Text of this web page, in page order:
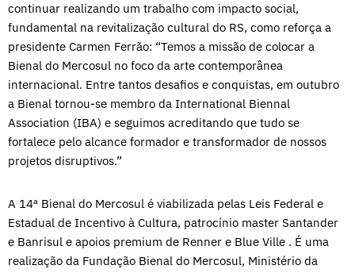
continuar realizando um trabalho com impacto social,
fundamental na revitalização cultural do RS, como reforça a
presidente Carmen Ferrão: “Temos a missão de colocar a
Bienal do Mercosul no foco da arte contemporânea
internacional. Entre tantos desafios e conquistas, em outubro
a Bienal tornou-se membro da International Biennal
Association (IBA) e seguimos acreditando que tudo se
fortalece pelo alcance formador e transformador de nossos
projetos disruptivos.”
A 14ª Bienal do Mercosul é viabilizada pelas Leis Federal e
Estadual de Incentivo à Cultura, patrocínio master Santander
e Banrisul e apoios premium de Renner e Blue Ville . É uma
realização da Fundação Bienal do Mercosul, Ministério da